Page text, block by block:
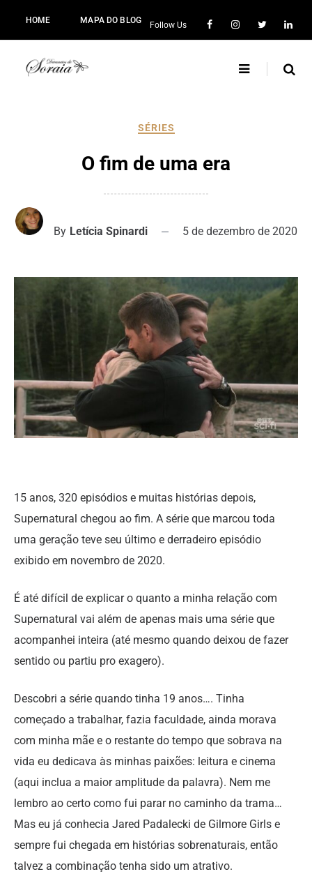
HOME MAPA DO BLOG
Follow Us
SÉRIES
O fim de uma era
By Letícia Spinardi 5 de dezembro de 2020
15 anos, 320 episódios e muitas histórias depois,
Supernatural chegou ao fim. A série que marcou toda
uma geração teve seu último e derradeiro episódio
exibido em novembro de 2020.
É até difícil de explicar o quanto a minha relação com
Supernatural vai além de apenas mais uma série que
acompanhei inteira (até mesmo quando deixou de fazer
sentido ou partiu pro exagero).
Descobri a série quando tinha 19 anos…. Tinha
começado a trabalhar, fazia faculdade, ainda morava
com minha mãe e o restante do tempo que sobrava na
vida eu dedicava às minhas paixões: leitura e cinema
(aqui inclua a maior amplitude da palavra). Nem me
lembro ao certo como fui parar no caminho da trama…
Mas eu já conhecia Jared Padalecki de Gilmore Girls e
sempre fui chegada em histórias sobrenaturais, então
talvez a combinação tenha sido um atrativo.